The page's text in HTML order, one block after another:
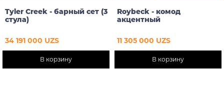
Tyler Creek - барный сет (3
стула)
34 191 000 UZS
В корзину
Roybeck - комод
акцентный
11 305 000 UZS
В корзину